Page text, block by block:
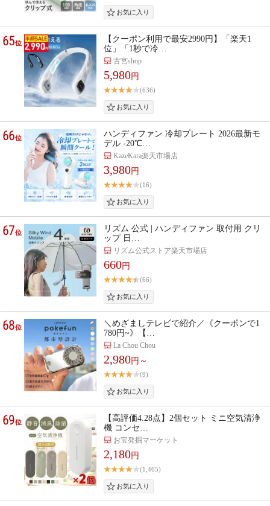
65位
【クーポン利用で最安2990円】「楽天1
位」「1秒で冷…
古宮shop
5,980円
(636)
66位
ハンディファン 冷却プレート 2026最新モ
デル -20℃…
KazeKara楽天市場店
3,980円
(16)
67位
リズム 公式 | ハンディファン 取付用 クリ
ップ 日…
リズム公式ストア楽天市場店
660円
(66)
68位
＼めざましテレビで紹介／《クーポンで1
780円~》【…
La Chou Chou
2,980円～
(9)
69位
【高評価4.28点】2個セット ミニ空気清浄
機 コンセ…
お宝発掘マーケット
2,180円
(1,465)